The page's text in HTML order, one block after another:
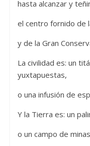
hasta alcanzar y
el centro fornido de
y de la Gran
La civilidad es: un
yuxtapuestas,
o una infusión de
Y la Tierra es: un
o un campo de